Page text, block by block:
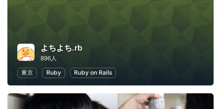
よちよち.rb
896人
東京
Ruby Ruby on Rails